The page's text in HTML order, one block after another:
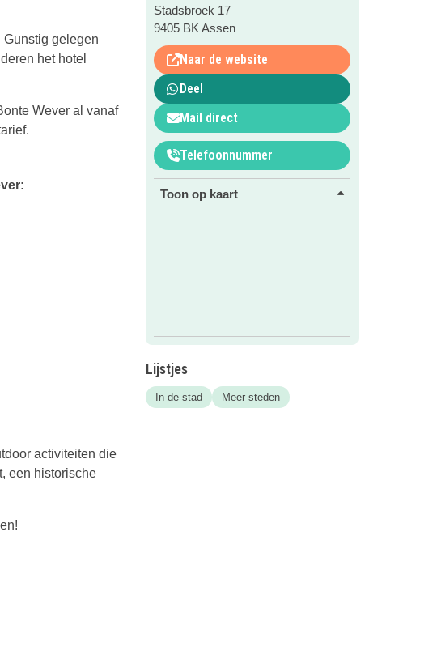
gelegen
het hotel
Wever al vanaf
activiteiten die
een historische
Stadsbroek 17
9405 BK Assen
Naar de website
Deel
Mail direct
Telefoonnummer
Toon op kaart
Lijstjes
In de stad Meer steden